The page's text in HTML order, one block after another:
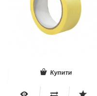
Купити